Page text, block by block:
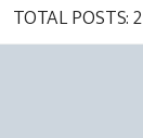
TOTAL POSTS: 2